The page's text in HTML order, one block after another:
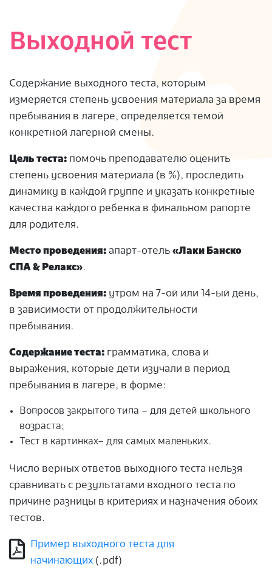
Выходной тест
Содержание выходного теста, которым
измеряется степень усвоения материала за время
пребывания в лагере, определяется темой
конкретной лагерной смены.
Цель теста: помочь преподавателю оценить
степень усвоения материала (в %), проследить
динамику в каждой группе и указать конкретные
качества каждого ребенка в финальном рапорте
для родителя.
Место проведения: апарт-отель «Лаки Банско
СПА & Релакс».
Время проведения: утром на 7-ой или 14-ый день,
в зависимости от продолжительности
пребывания.
Содержание теста: грамматика, слова и
выражения, которые дети изучали в период
пребывания в лагере, в форме:
Вопросов закрытого типа – для детей школьного
возраста;
Тест в картинках– для самых маленьких.
Число верных ответов выходного теста нельзя
сравнивать с результатами входного теста по
причине разницы в критериях и назначения обоих
тестов.
Пример выходного теста для
начинающих(.pdf)